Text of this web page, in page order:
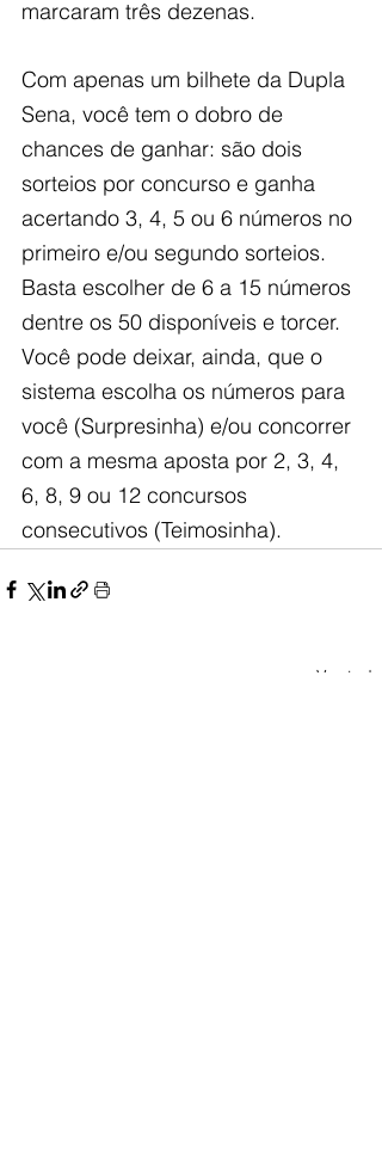
marcaram três dezenas.
Com apenas um bilhete da Dupla
Sena, você tem o dobro de
chances de ganhar: são dois
sorteios por concurso e ganha
acertando 3, 4, 5 ou 6 números no
primeiro e/ou segundo sorteios.
Basta escolher de 6 a 15 números
dentre os 50 disponíveis e torcer.
Você pode deixar, ainda, que o
sistema escolha os números para
você (Surpresinha) e/ou concorrer
com a mesma aposta por 2, 3, 4,
6, 8, 9 ou 12 concursos
consecutivos (Teimosinha).
Ver tudo